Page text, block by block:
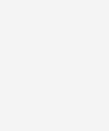
sich als Press-
sind
Blenden lieferbar.